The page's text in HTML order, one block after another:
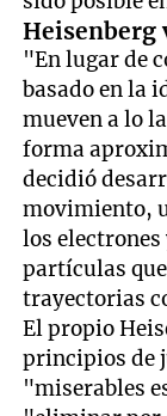
Heisenberg
"En lugar de
basado en la
mueven a lo
forma
decidió
movimiento,
los
partículas
trayectorias
El propio
principios de
"miserables